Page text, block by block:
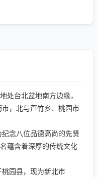
台北盆地南方边缘，
，北与芦竹乡、桃园市
念八位品德高尚的先贤
蕴含着深厚的传统文化
园县，现为新北市